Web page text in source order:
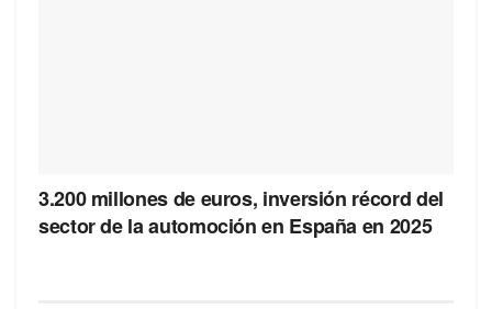
3.200 millones de euros, inversión récord del
sector de la automoción en España en 2025